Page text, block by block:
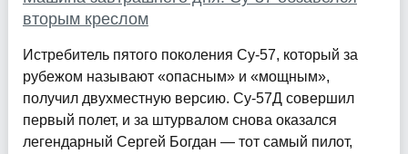
вторым креслом
Истребитель пятого поколения Су-57, который за
рубежом называют «опасным» и «мощным»,
получил двухместную версию. Су-57Д совершил
первый полет, и за штурвалом снова оказался
легендарный Сергей Богдан — тот самый пилот,